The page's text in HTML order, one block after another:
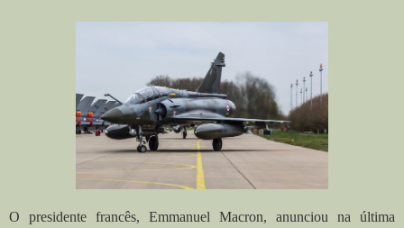
O presidente francês, Emmanuel Macron, anunciou na última